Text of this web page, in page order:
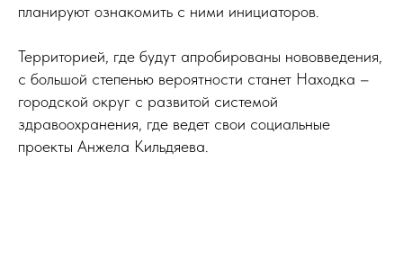
планируют ознакомить с ними инициаторов.
Территорией, где будут апробированы нововведения,
с большой степенью вероятности станет Находка –
городской округ с развитой системой
здравоохранения, где ведет свои социальные
проекты Анжела Кильдяева.